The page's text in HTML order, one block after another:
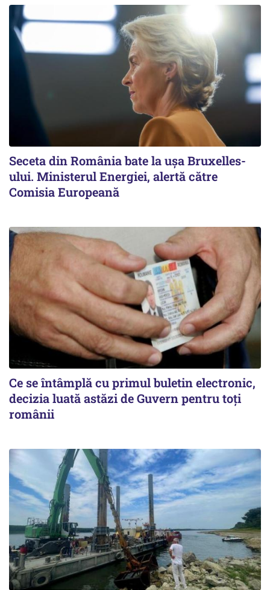
Seceta din România bate la ușa Bruxelles-
ului. Ministerul Energiei, alertă către
Comisia Europeană
Ce se întâmplă cu primul buletin electronic,
decizia luată astăzi de Guvern pentru toți
românii